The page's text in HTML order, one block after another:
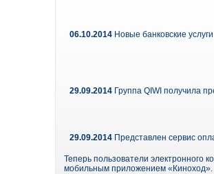
06.10.2014 Новые банковские
29.09.2014 Группа QIWI получила
29.09.2014 Представлен сервис
Теперь пользователи электронного
мобильным приложением «Киноход».